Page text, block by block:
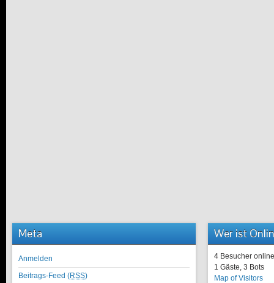
Meta
Anmelden
Beitrags-Feed (RSS)
Wer ist
4 Besucher online
1 Gäste, 3 Bots
Map of Visitors